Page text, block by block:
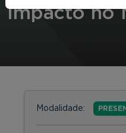
Impacto no
Modalidade: